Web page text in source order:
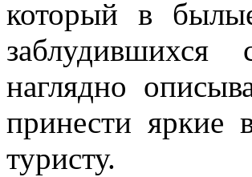
который в
заблудившихся
наглядно
принести яркие
туристу.